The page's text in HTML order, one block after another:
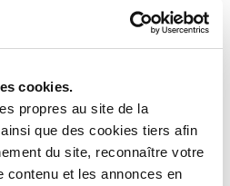
cookies.
propres au site de la
que des cookies tiers afin
du site, reconnaître votre
contenu et les annonces en
et connecter à
parcours.